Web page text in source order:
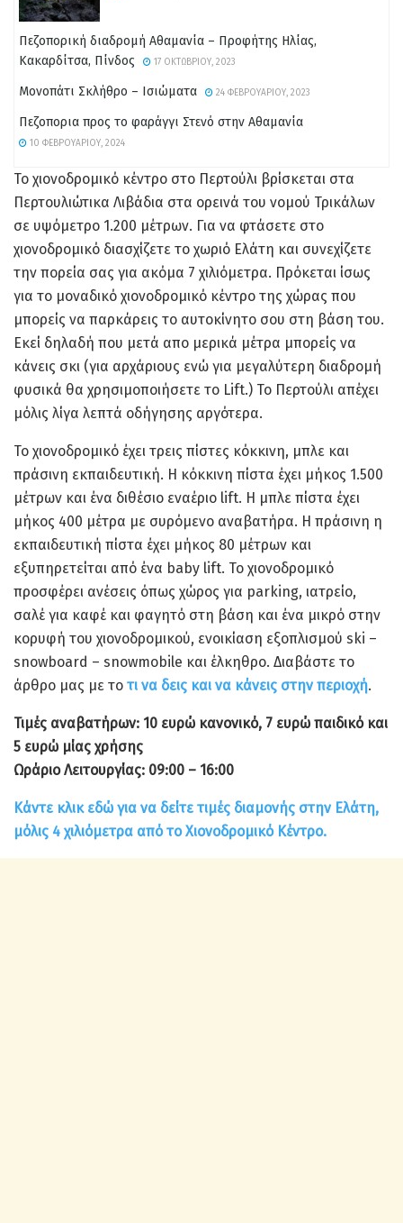
Πεζοπορική διαδρομή Αθαμανία – Προφήτης Ηλίας,
Κακαρδίτσα, Πίνδος
17 ΟΚΤΩΒΡΊΟΥ, 2023
Μονοπάτι Σκλήθρο – Ισιώματα 24 ΦΕΒΡΟΥΑΡΊΟΥ, 2023
Πεζοπορια προς το φαράγγι Στενό στην Αθαμανία
10 ΦΕΒΡΟΥΑΡΊΟΥ, 2024
Το χιονοδρομικό κέντρο στο Περτούλι βρίσκεται στα
Περτουλιώτικα Λιβάδια στα ορεινά του νομού Τρικάλων
σε υψόμετρο 1.200 μέτρων. Για να φτάσετε στο
χιονοδρομικό διασχίζετε το χωριό Ελάτη και συνεχίζετε
την πορεία σας για ακόμα 7 χιλιόμετρα. Πρόκεται ίσως
για το μοναδικό χιονοδρομικό κέντρο της χώρας που
μπορείς να παρκάρεις το αυτοκίνητο σου στη βάση του.
Εκεί δηλαδή που μετά απο μερικά μέτρα μπορείς να
κάνεις σκι (για αρχάριους ενώ για μεγαλύτερη διαδρομή
φυσικά θα χρησιμοποιήσετε το Lift.) Το Περτούλι απέχει
μόλις λίγα λεπτά οδήγησης αργότερα.
Το χιονοδρομικό έχει τρεις πίστες κόκκινη, μπλε και
πράσινη εκπαιδευτική. Η κόκκινη πίστα έχει μήκος 1.500
μέτρων και ένα διθέσιο εναέριο lift. Η μπλε πίστα έχει
μήκος 400 μέτρα με συρόμενο αναβατήρα. Η πράσινη η
εκπαιδευτική πίστα έχει μήκος 80 μέτρων και
εξυπηρετείται από ένα baby lift. Το χιονοδρομικό
προσφέρει ανέσεις όπως χώρος για parking, ιατρείο,
σαλέ για καφέ και φαγητό στη βάση και ένα μικρό στην
κορυφή του χιονοδρομικού, ενοικίαση εξοπλισμού ski –
snowboard – snowmobile και έλκηθρο. Διαβάστε το
άρθρο μας με το τι να δεις και να κάνεις στην περιοχή.
Τιμές αναβατήρων: 10 ευρώ κανονικό, 7 ευρώ παιδικό και
5 ευρώ μίας χρήσης
Ωράριο Λειτουργίας: 09:00 – 16:00
Κάντε κλικ εδώ για να δείτε τιμές διαμονής στην Ελάτη,
μόλις 4 χιλιόμετρα από το Χιονοδρομικό Κέντρο.